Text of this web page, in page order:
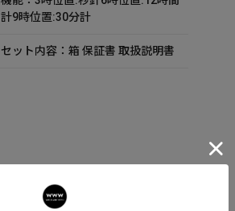
計9時位置:30分計
セット内容：箱 保証書 取扱説明書